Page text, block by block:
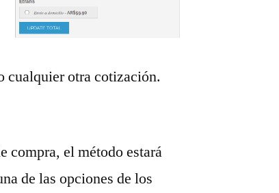
cualquier otra cotización.
compra, el método estará
de las opciones de los